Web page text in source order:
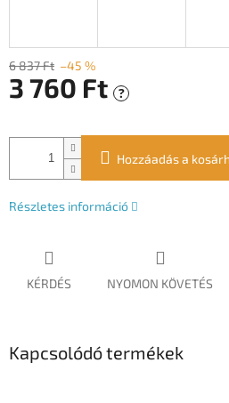
6 837 Ft –45 %
3 760 Ft ?
Hozzáadás a
Részletes információ
KÉRDÉS NYOMON KÖVETÉS
Kapcsolódó termékek